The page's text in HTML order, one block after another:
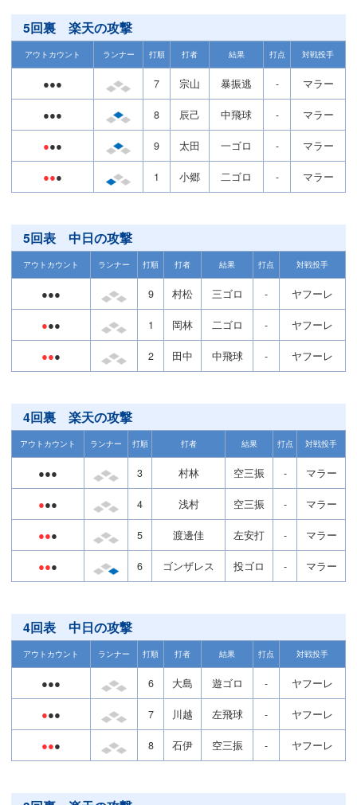
5回裏 楽天の攻撃
アウトカウント ランナー 打順 打者 結果 打点 対戦投手
●●● 7 宗山 暴振逃 - マラー
●●● 8 辰己 中飛球 - マラー
●●● 9 太田 一ゴロ - マラー
●●● 1 小郷 二ゴロ - マラー
5回表 中日の攻撃
アウトカウント ランナー 打順 打者 結果 打点 対戦投手
●●● 9 村松 三ゴロ - ヤフーレ
●●● 1 岡林 二ゴロ - ヤフーレ
●●● 2 田中 中飛球 - ヤフーレ
4回裏 楽天の攻撃
アウトカウント ランナー 打順 打者 結果 打点 対戦投手
●●● 3 村林 空三振 - マラー
●●● 4 浅村 空三振 - マラー
●●● 5 渡邊佳 左安打 - マラー
●●● 6 ゴンザレス 投ゴロ - マラー
4回表 中日の攻撃
アウトカウント ランナー 打順 打者 結果 打点 対戦投手
●●● 6 大島 遊ゴロ - ヤフーレ
●●● 7 川越 左飛球 - ヤフーレ
●●● 8 石伊 空三振 - ヤフーレ